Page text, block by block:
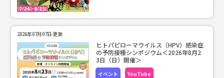
ヒトパピローマウイルス（HPV）感染症
の予防接種シンポジウム＜2026年8月2
3日（日）開催＞
イベント YouTube
2026年07月07日 更新